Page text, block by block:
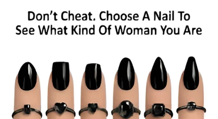
WN
PAKPAK
KARAWANG
WN
BEKASI